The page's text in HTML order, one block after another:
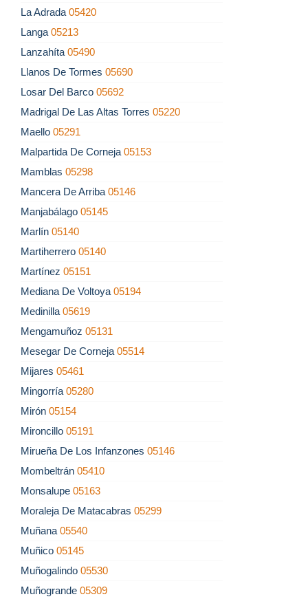
La Adrada 05420
Langa 05213
Lanzahíta 05490
Llanos De Tormes 05690
Losar Del Barco 05692
Madrigal De Las Altas Torres 05220
Maello 05291
Malpartida De Corneja 05153
Mamblas 05298
Mancera De Arriba 05146
Manjabálago 05145
Marlín 05140
Martiherrero 05140
Martínez 05151
Mediana De Voltoya 05194
Medinilla 05619
Mengamuñoz 05131
Mesegar De Corneja 05514
Mijares 05461
Mingorría 05280
Mirón 05154
Mironcillo 05191
Mirueña De Los Infanzones 05146
Mombeltrán 05410
Monsalupe 05163
Moraleja De Matacabras 05299
Muñana 05540
Muñico 05145
Muñogalindo 05530
Muñogrande 05309